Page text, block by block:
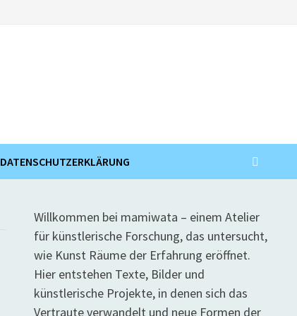
DATENSCHUTZERKLÄRUNG
Willkommen bei mamiwata – einem Atelier
für künstlerische Forschung, das untersucht,
wie Kunst Räume der Erfahrung eröffnet.
Hier entstehen Texte, Bilder und
künstlerische Projekte, in denen sich das
Vertraute verwandelt und neue Formen der